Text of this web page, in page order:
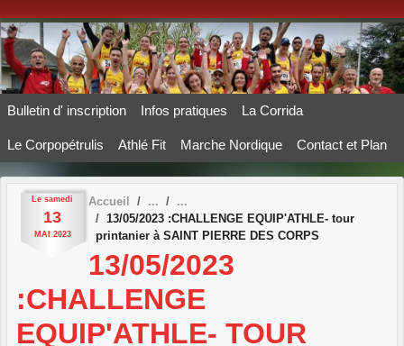
Bulletin d' inscription Infos pratiques La Corrida
Le Corpopétrulis Athlé Fit Marche Nordique Contact et Plan
Le samedi
13
MAI 2023
Accueil
13/05/2023 :CHALLENGE EQUIP'ATHLE- tour
printanier à SAINT PIERRE DES CORPS
13/05/2023
:CHALLENGE
EQUIP'ATHLE- TOUR